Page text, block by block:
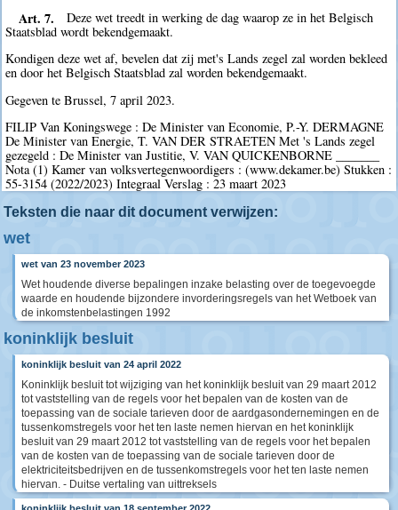
Art. 7.
Deze wet treedt in werking de dag waarop ze in het Belgisch
Staatsblad wordt bekendgemaakt.
Kondigen deze wet af, bevelen dat zij met's Lands zegel zal worden bekleed
en door het Belgisch Staatsblad zal worden bekendgemaakt.
Gegeven te Brussel, 7 april 2023.
FILIP Van Koningswege : De Minister van Economie, P.-Y. DERMAGNE
De Minister van Energie, T. VAN DER STRAETEN Met 's Lands zegel
gezegeld : De Minister van Justitie, V. VAN QUICKENBORNE _______
Nota (1) Kamer van volksvertegenwoordigers : (www.dekamer.be) Stukken :
55-3154 (2022/2023) Integraal Verslag : 23 maart 2023
Teksten die naar dit document verwijzen:
wet
wet van 23 november 2023
Wet houdende diverse bepalingen inzake belasting over de toegevoegde
waarde en houdende bijzondere invorderingsregels van het Wetboek van
de inkomstenbelastingen 1992
koninklijk besluit
koninklijk besluit van 24 april 2022
Koninklijk besluit tot wijziging van het koninklijk besluit van 29 maart 2012
tot vaststelling van de regels voor het bepalen van de kosten van de
toepassing van de sociale tarieven door de aardgasondernemingen en de
tussenkomstregels voor het ten laste nemen hiervan en het koninklijk
besluit van 29 maart 2012 tot vaststelling van de regels voor het bepalen
van de kosten van de toepassing van de sociale tarieven door de
elektriciteitsbedrijven en de tussenkomstregels voor het ten laste nemen
hiervan. - Duitse vertaling van uittreksels